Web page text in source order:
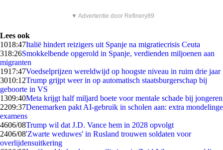
▼ Advertentie door Refinery89
Lees ook
1018:47Italië hindert reizigers uit Spanje na migratiecrisis Ceuta
318:26Smokkelbende opgerold in Spanje, verdienden miljoenen aan
migranten
1917:47Voedselprijzen wereldwijd op hoogste niveau in ruim drie jaar
3010:12Trump grijpt weer in op automatisch staatsburgerschap bij
geboorte in VS
1309:40Meta krijgt half miljard boete voor mentale schade bij jongeren
2209:37Denemarken pakt AI-gebruik in scholen aan: extra mondelinge
examens
4606/08Trump wil dat J.D. Vance hem in 2028 opvolgt
2406/08'Zwarte weduwes' in Rusland trouwen soldaten voor
overlijdensuitkering